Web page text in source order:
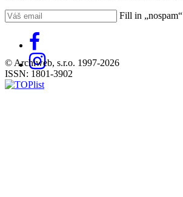
Fill in „nospam“
© Archiweb, s.r.o. 1997-2026
ISSN: 1801-3902